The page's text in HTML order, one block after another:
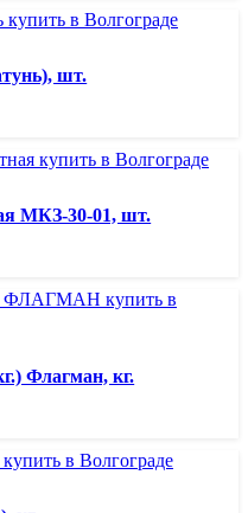
шт.
МКЗ-30-01, шт.
Флагман, кг.